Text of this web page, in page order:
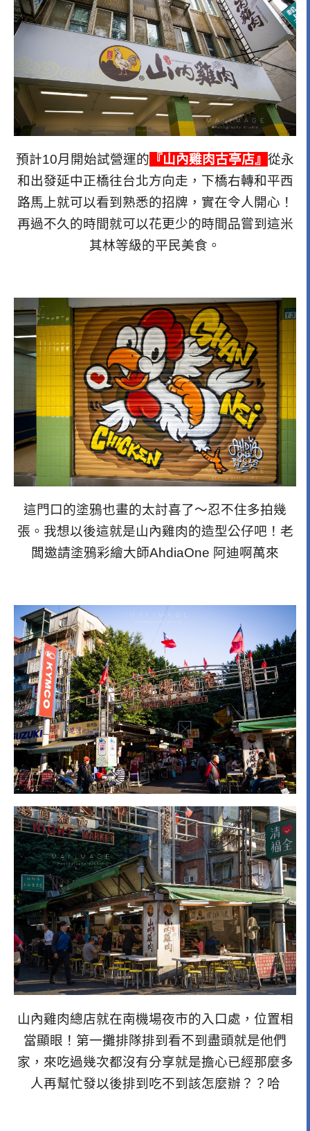
預計10月開始試營運的 『山內雞肉古亭店』 從永
和出發延中正橋往台北方向走，下橋右轉和平西
路馬上就可以看到熟悉的招牌，實在令人開心！
再過不久的時間就可以花更少的時間品嘗到這米
其林等級的平民美食。
這門口的塗鴉也畫的太討喜了～忍不住多拍幾
張。我想以後這就是山內雞肉的造型公仔吧！老
闆邀請塗鴉彩繪大師AhdiaOne 阿迪啊萬來
山內雞肉總店就在南機場夜市的入口處，位置相
當顯眼！第一攤排隊排到看不到盡頭就是他們
家，來吃過幾次都沒有分享就是擔心已經那麼多
人再幫忙發以後排到吃不到該怎麼辦？？哈